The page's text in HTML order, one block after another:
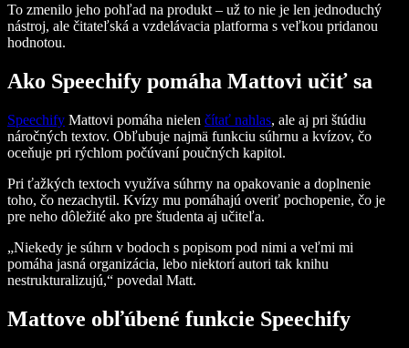
To zmenilo jeho pohľad na produkt – už to nie je len jednoduchý
nástroj, ale čitateľská a vzdelávacia platforma s veľkou pridanou
hodnotou.
Ako Speechify pomáha Mattovi učiť sa
Speechify Mattovi pomáha nielen čítať nahlas, ale aj pri štúdiu
náročných textov. Obľubuje najmä funkciu súhrnu a kvízov, čo
oceňuje pri rýchlom počúvaní poučných kapitol.
Pri ťažkých textoch využíva súhrny na opakovanie a doplnenie
toho, čo nezachytil. Kvízy mu pomáhajú overiť pochopenie, čo je
pre neho dôležité ako pre študenta aj učiteľa.
„Niekedy je súhrn v bodoch s popisom pod nimi a veľmi mi
pomáha jasná organizácia, lebo niektorí autori tak knihu
nestrukturalizujú,“ povedal Matt.
Mattove obľúbené funkcie Speechify